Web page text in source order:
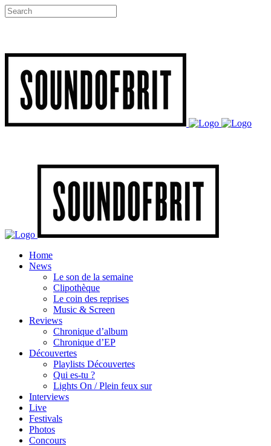
Home
News
Le son de la semaine
Clipothèque
Le coin des reprises
Music & Screen
Reviews
Chronique d’album
Chronique d’EP
Découvertes
Playlists Découvertes
Qui es-tu ?
Lights On / Plein feux sur
Interviews
Live
Festivals
Photos
Concours